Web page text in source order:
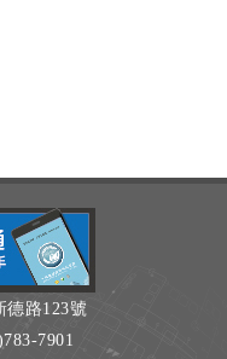
德路123號
7901